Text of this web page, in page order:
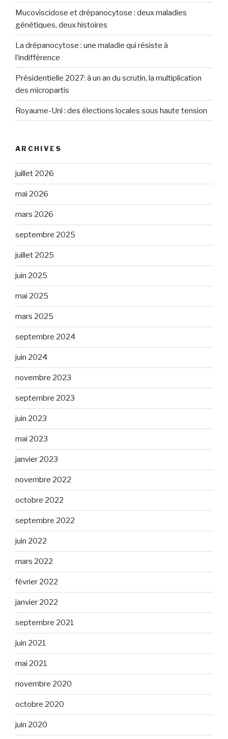
Mucoviscidose et drépanocytose : deux maladies
génétiques, deux histoires
La drépanocytose : une maladie qui résiste à
l’indifférence
Présidentielle 2027: à un an du scrutin, la multiplication
des micropartis
Royaume-Uni : des élections locales sous haute tension
ARCHIVES
juillet 2026
mai 2026
mars 2026
septembre 2025
juillet 2025
juin 2025
mai 2025
mars 2025
septembre 2024
juin 2024
novembre 2023
septembre 2023
juin 2023
mai 2023
janvier 2023
novembre 2022
octobre 2022
septembre 2022
juin 2022
mars 2022
février 2022
janvier 2022
septembre 2021
juin 2021
mai 2021
novembre 2020
octobre 2020
juin 2020